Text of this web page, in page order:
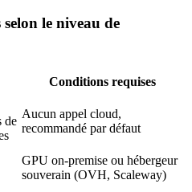
le niveau de
Conditions requises
de
Aucun appel cloud,
recommandé par défaut
GPU on-premise ou hébergeur
souverain (OVH, Scaleway)